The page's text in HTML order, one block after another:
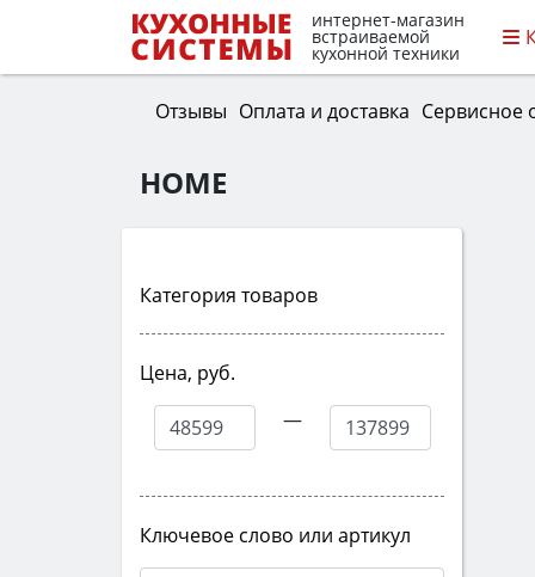
интернет-магазин
встраиваемой
кухонной техники
Отзывы Оплата и доставка Сервисное
HOME
Категория товаров
Цена, руб.
—
Ключевое слово или артикул